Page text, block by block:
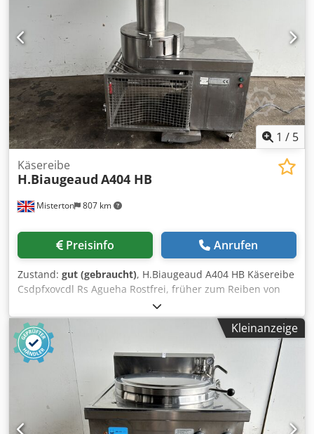
1 / 5
Misterton 807 km
Käsereibe
H.Biaugeaud A404 HB
Preisinfo Anrufen
Zustand: gut (gebraucht), H.Biaugeaud A404 HB Käsereibe
Csdpfxovcdl Rs Agueha Rostfrei, früher zum Reiben von
Käse verwendet, zwei Reibeaufsätze, mobil, 3Ph
Kleinanzeige